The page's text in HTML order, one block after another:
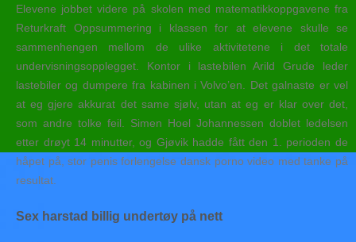
Elevene jobbet videre på skolen med matematikkoppgavene fra
Returkraft Oppsummering i klassen for at elevene skulle se
sammenhengen mellom de ulike aktivitetene i det totale
undervisningsopplegget. Kontor i lastebilen Arild Grude leder
lastebiler og dumpere fra kabinen i Volvo’en. Det galnaste er vel
at eg gjere akkurat det same sjølv, utan at eg er klar over det,
som andre tolke feil. Simen Hoel Johannessen doblet ledelsen
etter drøyt 14 minutter, og Gjøvik hadde fått den 1. perioden de
håpet på, stor penis forlengelse dansk porno video med tanke på
resultat.
Sex harstad billig undertøy på nett